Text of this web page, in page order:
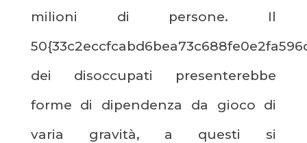
milioni di persone. Il
dei disoccupati presenterebbe
forme di dipendenza da gioco di
varia gravità, a questi si